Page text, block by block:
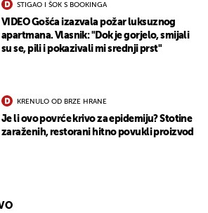
STIGAO I ŠOK S BOOKINGA
VIDEO Gošća izazvala požar luksuznog
apartmana. Vlasnik: "Dok je gorjelo, smijali
su se, pili i pokazivali mi srednji prst"
KRENULO OD BRZE HRANE
Je li ovo povrće krivo za epidemiju? Stotine
zaraženih, restorani hitno povukli proizvod